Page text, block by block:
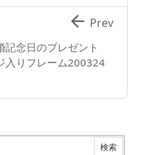
記念日のプレゼント
入りフレーム200324
 Prev